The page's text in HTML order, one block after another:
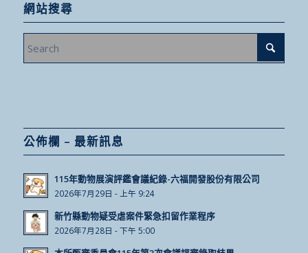
網站搜尋
公佈欄 – 最新訊息
115年動物展演評鑑會議紀錄-六福開發股份有限公司
2026年7月29日 - 上午 9:24
新竹縣動物疑受虐案件緊急扣留作業程序
2026年7月28日 - 下午 5:00